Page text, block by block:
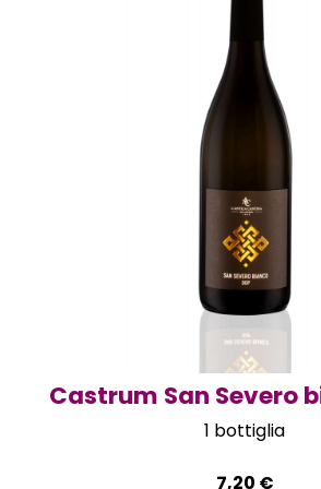
Castrum San Severo
1 bottiglia
7,20 €